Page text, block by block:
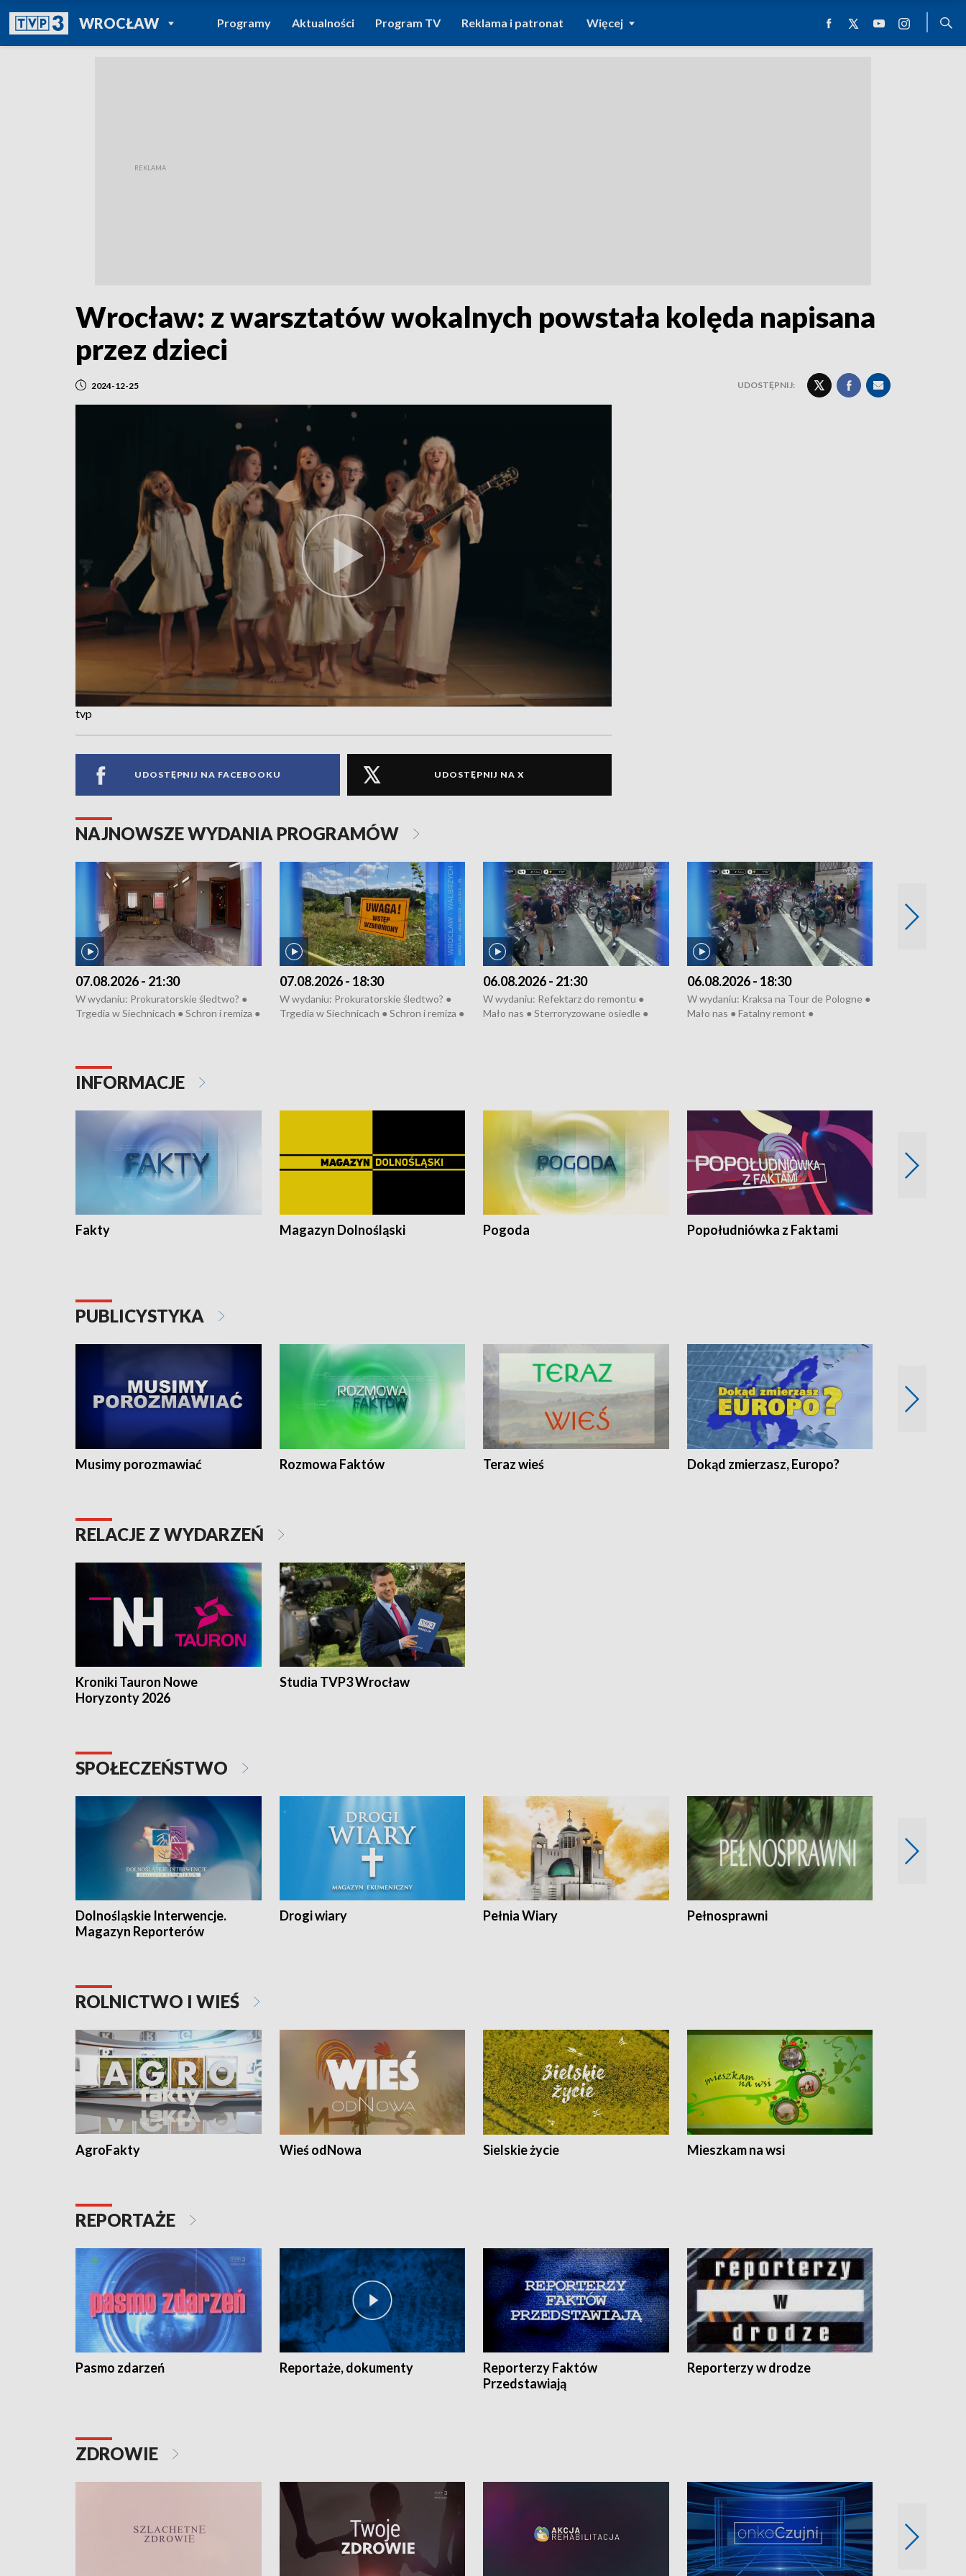
WROCŁAWPOWRÓT DO
TVP REGIONY
Programy Aktualności Program TV Reklama i patronat Więcej
Wrocław: z warsztatów wokalnych powstała kolęda napisana
przez dzieci
2024-12-25 UDOSTĘPNIJ:
tvp
UDOSTĘPNIJ NA FACEBOOKU UDOSTĘPNIJ NA X
NAJNOWSZE WYDANIA PROGRAMÓW
07.08.2026 - 21:30
W wydaniu: Prokuratorskie śledtwo? ●
Trgedia w Siechnicach ● Schron i remiza ●
● Odbudowa po powodzi ● Filmowy
Lubomierz
07.08.2026 - 18:30
W wydaniu: Prokuratorskie śledtwo? ●
Trgedia w Siechnicach ● Schron i remiza ●
06.08.2026 - 21:30
W wydaniu: Refektarz do remontu ●
Mało nas ● Sterroryzowane osiedle ●
06.08.2026 - 18:30
W wydaniu: Kraksa na Tour de Pologne ●
Mało nas ● Fatalny remont ●
INFORMACJE
Fakty Magazyn Dolnośląski Pogoda Popołudniówka z Faktami
PUBLICYSTYKA
Musimy porozmawiać Rozmowa Faktów Teraz wieś Dokąd zmierzasz, Europo?
RELACJE Z WYDARZEŃ
Kroniki Tauron Nowe
Horyzonty 2026
Studia TVP3 Wrocław
SPOŁECZEŃSTWO
Dolnośląskie Interwencje.
Magazyn Reporterów
Drogi wiary Pełnia Wiary Pełnosprawni
ROLNICTWO I WIEŚ
AgroFakty Wieś odNowa Sielskie życie Mieszkam na wsi
REPORTAŻE
Pasmo zdarzeń Reportaże, dokumenty
Reporterzy Faktów
Przedstawiają
Reporterzy w drodze
ZDROWIE